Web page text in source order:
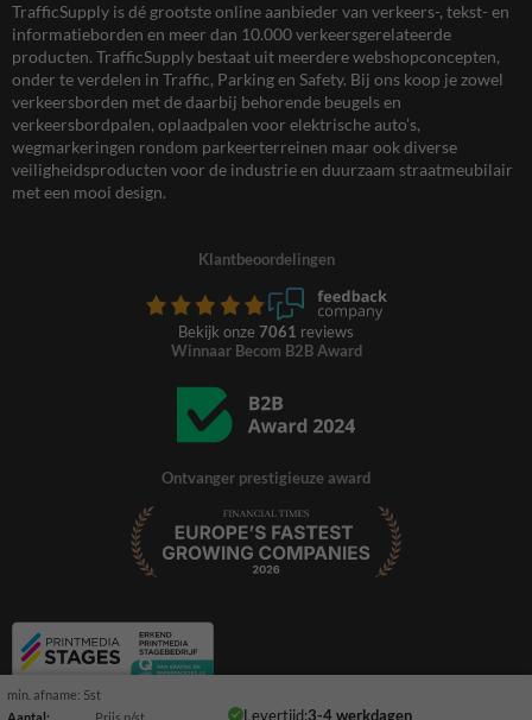
min. afname: 5st
Aantal:
Prijs p/st Levertijd:3-4 werkdagen
TrafficSupply is dé grootste online aanbieder van verkeers-, tekst- en
informatieborden en meer dan 10.000 verkeersgerelateerde
producten. TrafficSupply bestaat uit meerdere webshopconcepten,
onder te verdelen in Traffic, Parking en Safety. Bij ons koop je zowel
verkeersborden met de daarbij behorende beugels en
verkeersbordpalen, oplaadpalen voor elektrische auto’s,
wegmarkeringen rondom parkeerterreinen maar ook diverse
veiligheidsproducten voor de industrie en duurzaam straatmeubilair
met een mooi design.
Klantbeoordelingen
Bekijk onze 7061 reviews
Winnaar Becom B2B Award
Ontvanger prestigieuze award